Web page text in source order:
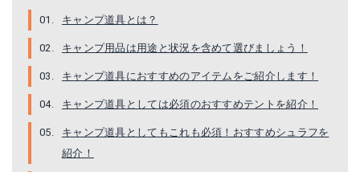
キャンプ道具とは？
キャンプ用品は用途と状況を含めて選びましょう！
キャンプ道具におすすめのアイテムをご紹介します！
キャンプ道具としては必須のおすすめテントを紹介！
キャンプ道具としてもこれも必須！おすすめシュラフを
紹介！
エア ドライト 290 ショート